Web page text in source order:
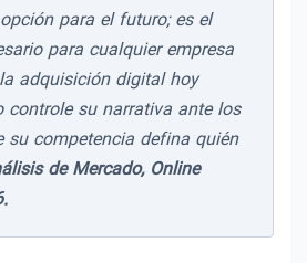
para el futuro; es el
para cualquier empresa
adquisición digital hoy
controle su narrativa ante los
su competencia defina quién
de Mercado, Online